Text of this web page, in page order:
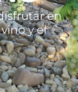
en
y el